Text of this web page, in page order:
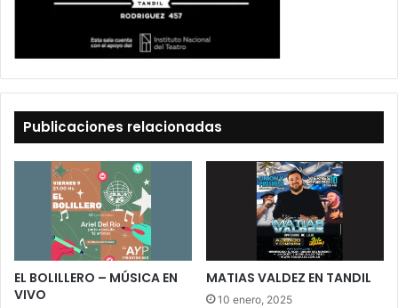
Publicaciones relacionadas
EL BOLILLERO – MÚSICA EN
VIVO
MATIAS VALDEZ EN TANDIL
10 enero, 2025